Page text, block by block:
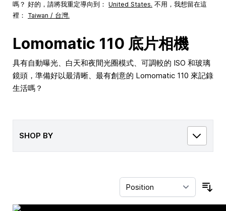
嗎？ 好的，請將我重定導向到： United States. 不用，我想留在這
裡： Taiwan / 台灣.
Lomomatic 110 底片相機
具有自動曝光、白天和夜間光圈模式、可調較的 ISO 和玻璃
鏡頭，準備好以最清晰、最有創意的 Lomomatic 110 來記錄
生活嗎？
SHOP BY